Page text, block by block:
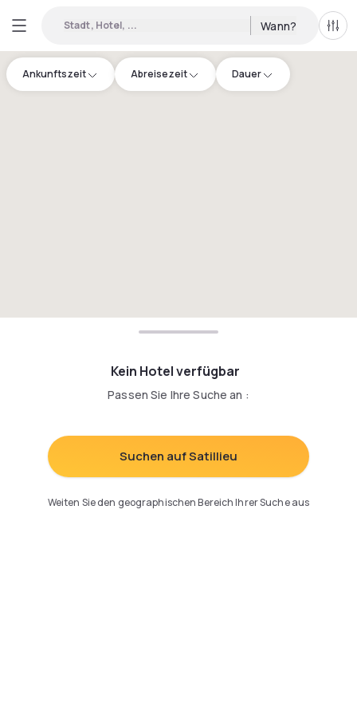
Stadt, Hotel, ... Wann? Alle
Ankunftszeit Abreisezeit Dauer
Kein Hotel verfügbar
Passen Sie Ihre Suche an :
Suchen auf Satillieu
Weiten Sie den geographischen Bereich Ihrer Suche aus